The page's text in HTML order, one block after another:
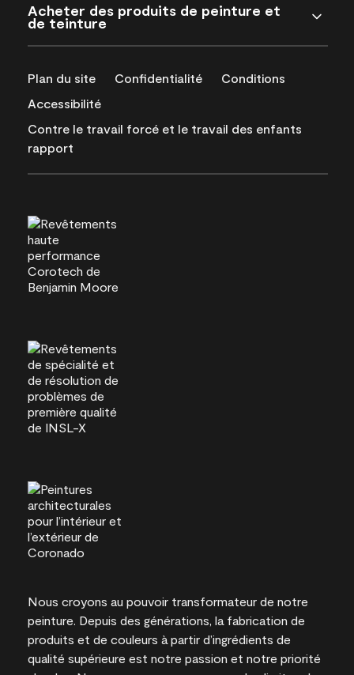
Acheter des produits de peinture et
de teinture
Plan du site Confidentialité
Conditions
Accessibilité
Contre le travail forcé et le travail des enfants
rapport
Nous croyons au pouvoir transformateur de notre
peinture. Depuis des générations, la fabrication de
produits et de couleurs à partir d’ingrédients de
qualité supérieure est notre passion et notre priorité